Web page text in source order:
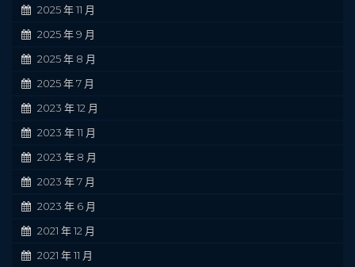
2025 年 11 月
2025 年 9 月
2025 年 8 月
2025 年 7 月
2023 年 12 月
2023 年 11 月
2023 年 8 月
2023 年 7 月
2023 年 6 月
2021 年 12 月
2021 年 11 月